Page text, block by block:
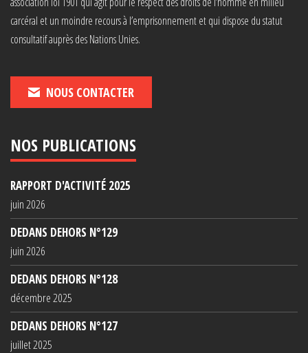
carcéral et un moindre recours à l’emprisonnement et qui dispose du statut
consultatif auprès des Nations Unies.
NOUS CONTACTER
NOS PUBLICATIONS
RAPPORT D'ACTIVITÉ 2025
juin 2026
DEDANS DEHORS N°129
juin 2026
DEDANS DEHORS N°128
décembre 2025
DEDANS DEHORS N°127
juillet 2025